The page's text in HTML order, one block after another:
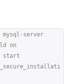
server
on
start